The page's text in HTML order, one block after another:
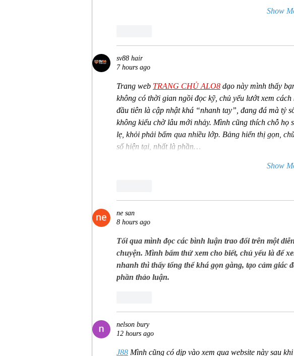
Show
sv88 hair
7 hours ago
Trang web TRANG CHỦ ALO8 dạo này mình thấy
không có thời gian ngồi đọc kỹ, chủ yếu lướt xem
đầu tiên là cập nhật khá “nhanh tay”, đang đá mà tỷ
không kiểu chờ lâu mới nhảy. Mình cũng thích chỗ họ
lẹ, khỏi phải bấm qua nhiều lớp. Bảng hiển thị gọn,
số hiện tại, nhất là phần…
Show
ne san
8 hours ago
Tối qua mình đọc các bình luận trao đổi trên một
chuyện. Mình bấm thử xem cho biết, chủ yếu là để
nhanh thì thấy tổng thể khá gọn gàng, tạo cảm giác
phần thảo luận.
nelson bury
12 hours ago
J88 Mình cũng có dịp vào xem qua website này sau